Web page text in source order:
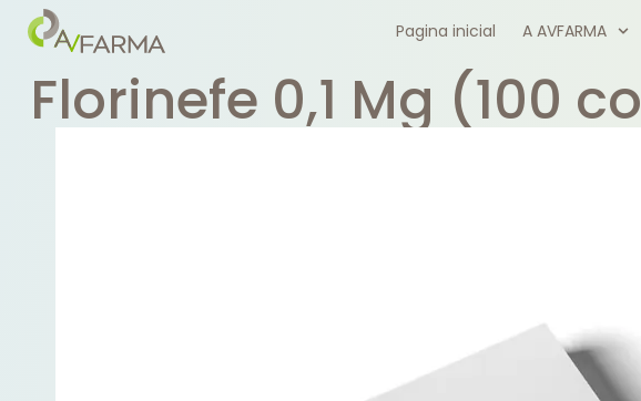
Pagina inicial A AVFARMA
Florinefe 0,1 Mg (100